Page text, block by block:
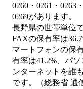
0260・0261・0263
0269があります。
長野県の世帯単位
FAXの保有率は
マートフォンの保
有率は41.2%、パ
ンターネットを誰
です。（総務省 通